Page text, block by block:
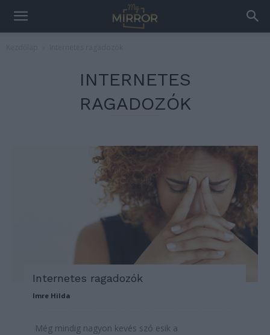
INTERNETES
RAGADOZÓK
Internetes ragadozók
Imre Hilda
Még mindig nagyon kevés szó esik a